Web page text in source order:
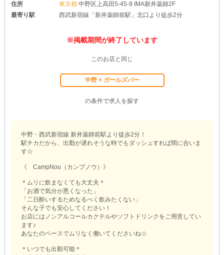
住所
東京都中野区上高田5-45-9 IMA新井薬師2F
最寄り駅
西武新宿線「新井薬師前駅」北口より徒歩2分
※掲載期間が終了しています
このお店と同じ
中野 × ガールズバー
の条件で求人を探す
中野・西武新宿線 新井薬師前駅より徒歩2分！
駅チカだから、出勤が遅れそうな時でもダッシュすれば間に合いま
す☆
《 CampNou（カンプノウ）》
＊ムリに飲まなくても大丈夫＊
「お酒で気分が悪くなった」
「二日酔いするためなるべく飲みたくない」
そんな子でも安心してください！
お店にはノンアルコールカクテルやソフトドリンクをご用意してい
ます♪
あなたのペースでムリなく働いてくださいね☆
＊いつでも出勤可能＊